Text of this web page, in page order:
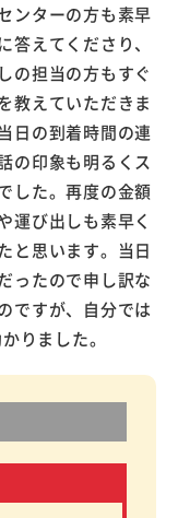
ンターの方も素早
答えてくださり、
の担当の方もすぐ
教えていただきま
日の到着時間の連
の印象も明るくス
した。再度の金額
運び出しも素早く
と思います。当日
ったので申し訳な
ですが、自分では
りました。